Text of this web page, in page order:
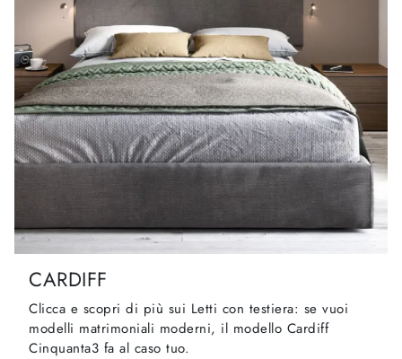
CARDIFF
Clicca e scopri di più sui Letti con testiera: se vuoi
modelli matrimoniali moderni, il modello Cardiff
Cinquanta3 fa al caso tuo.